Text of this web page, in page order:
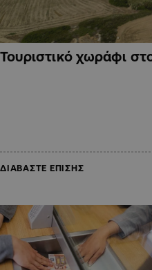
Τουριστικό χωράφι
ΔΙΑΒΑΣΤΕ ΕΠΙΣΗΣ